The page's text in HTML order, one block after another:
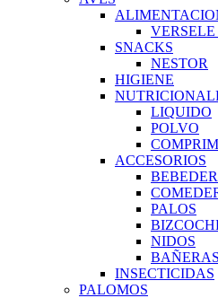
SNACKS
NESTOR
HIGIENE
LIQUIDO
POLVO
ACCESORIOS
PALOS
NIDOS
BAÑERAS
INSECTICIDAS
PALOMOS